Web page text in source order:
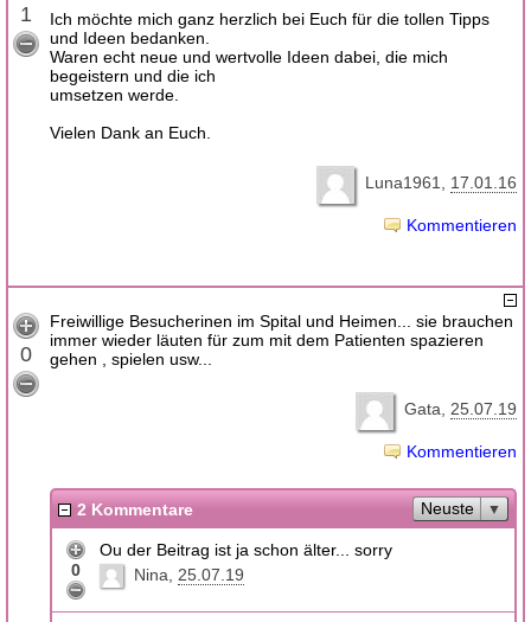
1
Ich möchte mich ganz herzlich bei Euch für die tollen Tipps
und Ideen bedanken.
Waren echt neue und wertvolle Ideen dabei, die mich
begeistern und die ich
umsetzen werde.
Vielen Dank an Euch.
Luna1961 17.01.16
Kommentieren
0
Freiwillige Besucherinen im Spital und Heimen... sie brauchen
immer wieder läuten für zum mit dem Patienten spazieren
gehen , spielen usw...
Gata 25.07.19
Kommentieren
2 Kommentare Neuste
0
Ou der Beitrag ist ja schon älter... sorry
Nina
25.07.19